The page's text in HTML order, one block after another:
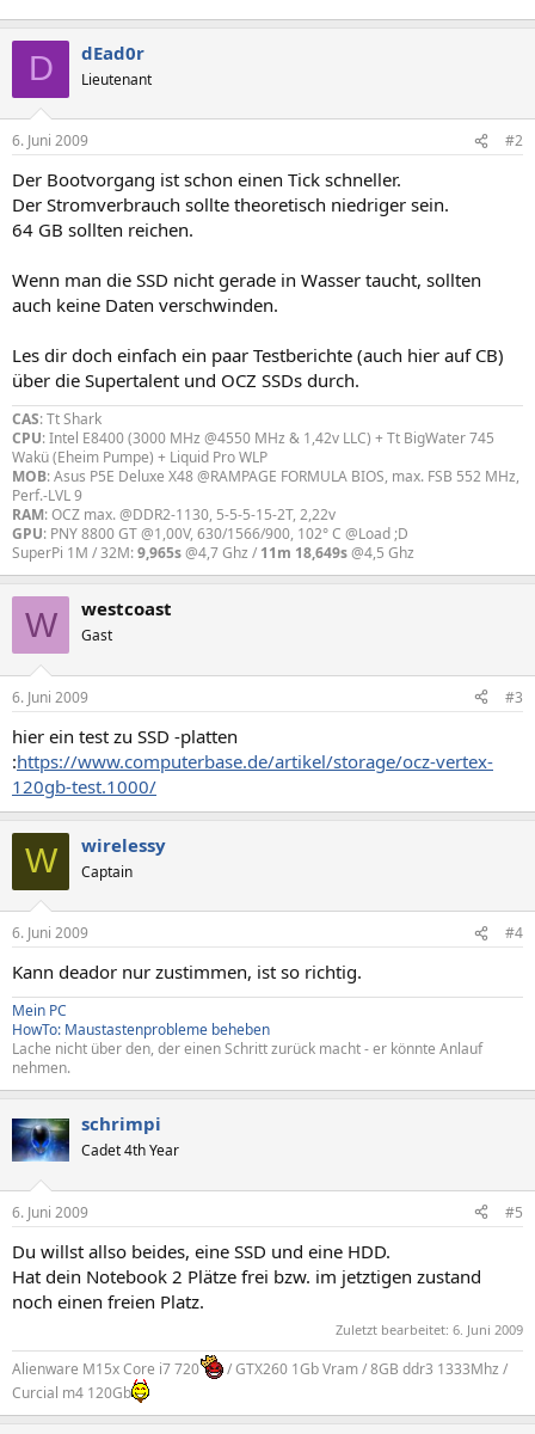
D dEad0r
Lieutenant
6. Juni 2009 #2
Der Bootvorgang ist schon einen Tick schneller.
Der Stromverbrauch sollte theoretisch niedriger sein.
64 GB sollten reichen.
Wenn man die SSD nicht gerade in Wasser taucht, sollten
auch keine Daten verschwinden.
Les dir doch einfach ein paar Testberichte (auch hier auf CB)
über die Supertalent und OCZ SSDs durch.
CAS: Tt Shark
CPU: Intel E8400 (3000 MHz @4550 MHz & 1,42v LLC) + Tt BigWater 745
Wakü (Eheim Pumpe) + Liquid Pro WLP
MOB: Asus P5E Deluxe X48 @RAMPAGE FORMULA BIOS, max. FSB 552 MHz,
Perf.-LVL 9
RAM: OCZ max. @DDR2-1130, 5-5-5-15-2T, 2,22v
GPU: PNY 8800 GT @1,00V, 630/1566/900, 102° C @Load ;D
SuperPi 1M / 32M:9,965s@4,7 Ghz / 11m 18,649s@4,5 Ghz
W westcoast
Gast
6. Juni 2009 #3
hier ein test zu SSD -platten
:https://www.computerbase.de/artikel/storage/ocz-vertex-
120gb-test.1000/
W wirelessy
Captain
6. Juni 2009 #4
Kann deador nur zustimmen, ist so richtig.
Mein PC
HowTo: Maustastenprobleme beheben
Lache nicht über den, der einen Schritt zurück macht - er könnte Anlauf
nehmen.
schrimpi
Cadet 4th Year
6. Juni 2009 #5
Du willst allso beides, eine SSD und eine HDD.
Hat dein Notebook 2 Plätze frei bzw. im jetztigen zustand
noch einen freien Platz.
Zuletzt bearbeitet: 6. Juni 2009
Alienware M15x Core i7 720
/ GTX260 1Gb Vram / 8GB ddr3 1333Mhz /
Curcial m4 120Gb